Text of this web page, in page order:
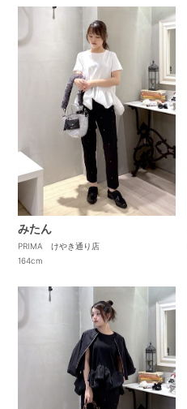
みたん
PRIMA けやき通り店
164cm